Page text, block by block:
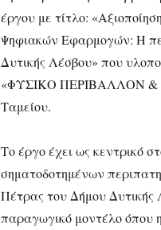
έργου με τίτλο:
Ψηφιακών Εφαρμογών: Η
Δυτικής Λέσβου» που
«ΦΥΣΙΚΟ ΠΕΡΙΒΑΛΛΟΝ &
Ταμείου.
Το έργο έχει ως κεντρικό
σηματοδοτημένων
Πέτρας του Δήμου Δυτικής
παραγωγικό μοντέλο όπου